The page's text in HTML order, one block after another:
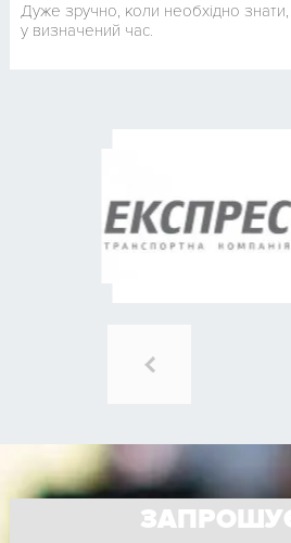
Дуже зручно, коли необхідно
у визначений час.